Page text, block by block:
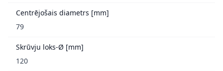
Centrējošais diametrs [mm]
79
Skrūvju loks-Ø [mm]
120